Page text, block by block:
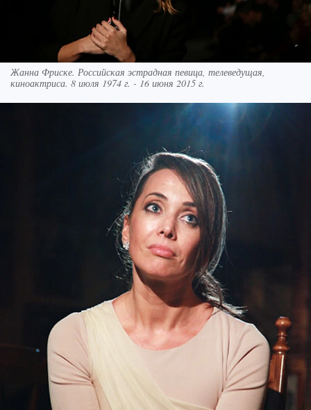
Жанна Фриске. Российская эстрадная певица, телеведущая,
киноактриса. 8 июля 1974 г. - 16 июня 2015 г.